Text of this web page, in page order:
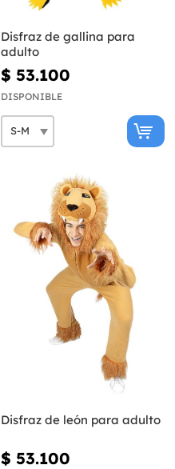
Disfraz de gallina para
adulto
$ 53.100
DISPONIBLE
Disfraz de león para adulto
$ 53.100